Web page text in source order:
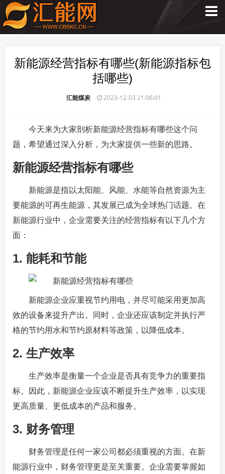
新能源经营指标有哪些(新能源指标包
括哪些)
汇能煤炭 2023-12-03 21:06:01
今天来为大家剖析新能源经营指标有哪些这个问
题，希望通过深入分析，为大家提供一些新的思路。
新能源经营指标有哪些
新能源是指以太阳能、风能、水能等自然资源为主
要能源的可再生能源，其发展已成为全球热门话题。在
新能源行业中，企业需要关注的经营指标有以下几个方
面：
1. 能耗和节能
新能源企业应重视节约用电，并尽可能采用更加高
效的设备来提升产出。同时，企业还应该制定并执行严
格的节约用水和节约原材料等政策，以降低成本。
2. 生产效率
生产效率是衡量一个企业是否具有竞争力的重要指
标。因此，新能源企业应该不断提升生产效率，以实现
更高质量、更低成本的产品和服务。
3. 财务管理
财务管理是任何一家公司都必须重视的方面。在新
能源行业中，财务管理更是至关重要。企业需要掌握如